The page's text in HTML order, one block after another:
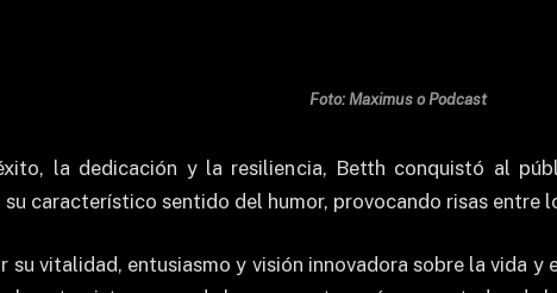
Foto: Maximus o Podcast
la dedicación y la resiliencia, Betth conquistó al
característico sentido del humor, provocando risas entre
su vitalidad, entusiasmo y visión innovadora sobre la vida